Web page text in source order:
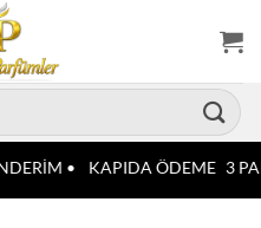
• KAPIDA ÖDEME 3